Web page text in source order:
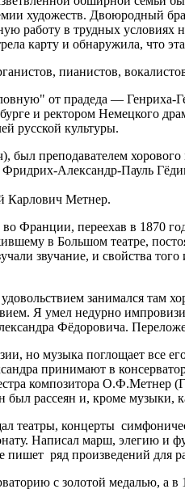
художеств. Двоюродный
работу в трудных
карту и обнаружила, что
пианистов,
от прадеда —
и ректором Немецкого
русской культуры.
преподавателем
Александр-Пауль
Карлович Метнер.
Франции, переехав в 1870
в Большом театре,
звучание, и свойства
занимался там
Я умел недурно
Фёдоровича.
но музыка поглощает все
принимают в
композитора О.Ф.Метнер
рассеян и, кроме музыки,
театры, концерты
Написал марш, элегию и
пишет ряд произведений для
с золотой медалью, а